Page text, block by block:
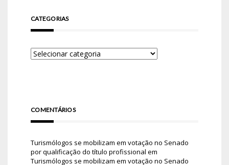
CATEGORIAS
COMENTÁRIOS
Turismólogos se mobilizam em votação no Senado
por qualificação do título profissional em
Turismólogos se mobilizam em votação no Senado